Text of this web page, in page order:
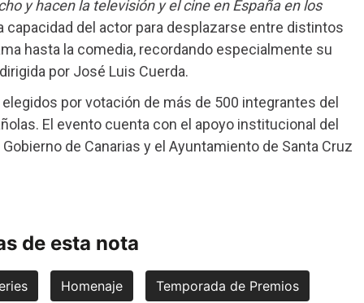
y hacen la televisión y el cine en España en los
capacidad del actor para desplazarse entre distintos
hasta la comedia, recordando especialmente su
por José Luis Cuerda.
por votación de más de 500 integrantes del
El evento cuenta con el apoyo institucional del
de Canarias y el Ayuntamiento de Santa Cruz
de esta nota
Homenaje Temporada de Premios